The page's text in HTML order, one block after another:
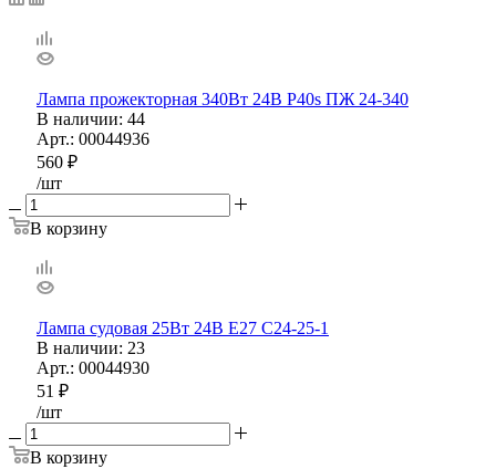
Лампа прожекторная 340Вт 24В P40s ПЖ 24-340
В наличии: 44
Арт.: 00044936
560 ₽
/шт
В корзину
Лампа судовая 25Вт 24В Е27 С24-25-1
В наличии: 23
Арт.: 00044930
51 ₽
/шт
В корзину